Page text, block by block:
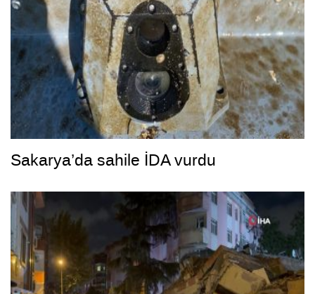
Sakarya’da sahile İDA vurdu